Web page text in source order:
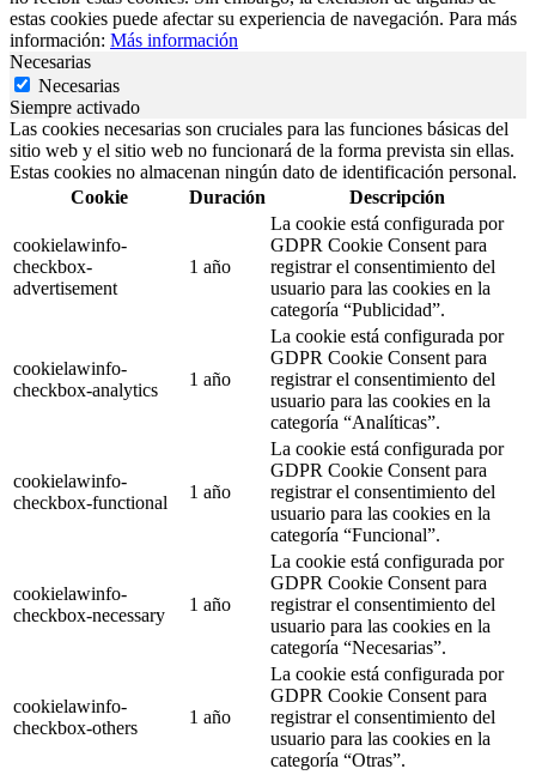
estas cookies puede afectar su experiencia de navegación. Para más
información: Más información
Necesarias
Necesarias
Siempre activado
Las cookies necesarias son cruciales para las funciones básicas del
sitio web y el sitio web no funcionará de la forma prevista sin ellas.
Estas cookies no almacenan ningún dato de identificación personal.
Cookie
Duración Descripción
cookielawinfo-
checkbox-
advertisement
1 año
La cookie está configurada por
GDPR Cookie Consent para
registrar el consentimiento del
usuario para las cookies en la
categoría “Publicidad”.
cookielawinfo-
checkbox-analytics
1 año
La cookie está configurada por
GDPR Cookie Consent para
registrar el consentimiento del
usuario para las cookies en la
categoría “Analíticas”.
cookielawinfo-
checkbox-functional
1 año
La cookie está configurada por
GDPR Cookie Consent para
registrar el consentimiento del
usuario para las cookies en la
categoría “Funcional”.
cookielawinfo-
checkbox-necessary
1 año
La cookie está configurada por
GDPR Cookie Consent para
registrar el consentimiento del
usuario para las cookies en la
categoría “Necesarias”.
cookielawinfo-
checkbox-others
1 año
La cookie está configurada por
GDPR Cookie Consent para
registrar el consentimiento del
usuario para las cookies en la
categoría “Otras”.